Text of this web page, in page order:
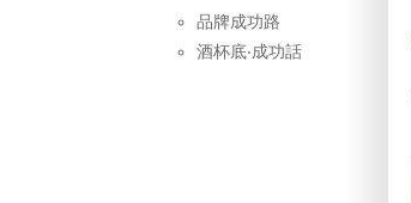
品牌成功路
酒杯底‧成功話